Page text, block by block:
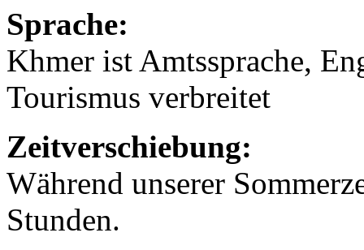
Sprache:
Khmer ist Amtssprache,
Tourismus verbreitet
Zeitverschiebung:
Während unserer
Stunden.